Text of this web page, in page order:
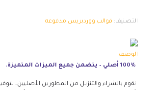
التصنيف: قوالب ووردبريس مدفوعه
الوصف
100% أصلي – يتضمن جميع الميزات المتميزة.
نقوم بالشراء والتنزيل من المطورين الأصليين، لتوفير